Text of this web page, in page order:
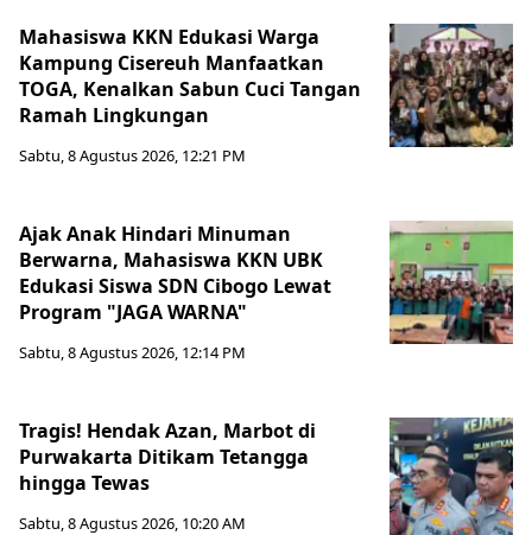
Mahasiswa KKN Edukasi Warga
Kampung Cisereuh Manfaatkan
TOGA, Kenalkan Sabun Cuci Tangan
Ramah Lingkungan
Sabtu, 8 Agustus 2026, 12:21 PM
Ajak Anak Hindari Minuman
Berwarna, Mahasiswa KKN UBK
Edukasi Siswa SDN Cibogo Lewat
Program "JAGA WARNA"
Sabtu, 8 Agustus 2026, 12:14 PM
Tragis! Hendak Azan, Marbot di
Purwakarta Ditikam Tetangga
hingga Tewas
Sabtu, 8 Agustus 2026, 10:20 AM